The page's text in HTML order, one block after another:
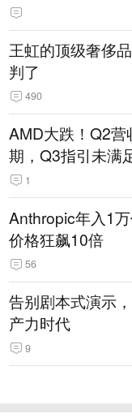
王虹的顶级奢侈
判了
490
AMD大跌！Q2营
期，Q3指引未满
1
Anthropic年入1
价格狂飙10倍
56
告别剧本式演示
产力时代
9